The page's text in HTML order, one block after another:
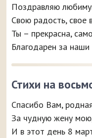
Поздравляю
Свою радость, свое
Ты – прекрасна,
Благодарен за наши
Стихи на
Спасибо Вам,
За чудную жену
И в этот день 8